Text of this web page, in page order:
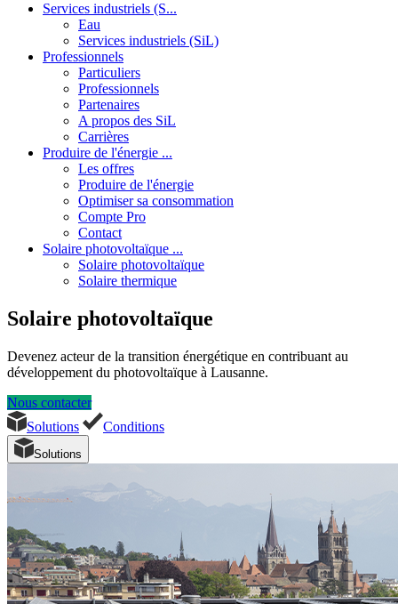
Services industriels (S...
Eau
Services industriels (SiL)
Professionnels
Particuliers
Professionnels
Partenaires
A propos des SiL
Carrières
Produire de l'énergie ...
Les offres
Produire de l'énergie
Optimiser sa consommation
Compte Pro
Contact
Solaire photovoltaïque ...
Solaire photovoltaïque
Solaire thermique
Solaire photovoltaïque
Devenez acteur de la transition énergétique en contribuant au
développement du photovoltaïque à Lausanne.
Nous contacter
Solutions
Conditions
Solutions